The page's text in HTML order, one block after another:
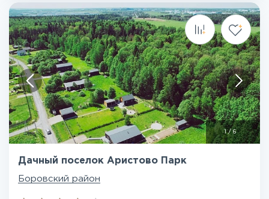
1/6
Дачный поселок Аристово Парк
Боровский район